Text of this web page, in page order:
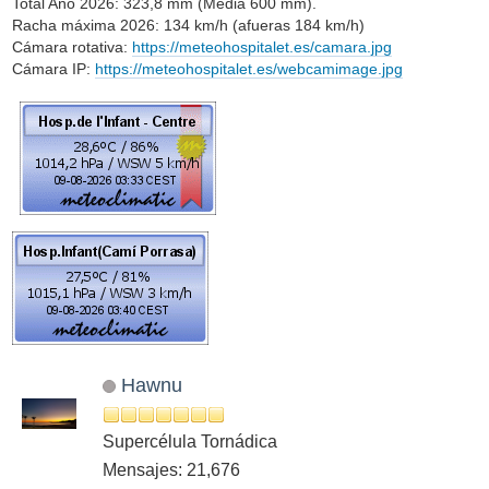
Total Año 2026: 323,8 mm (Media 600 mm).
Racha máxima 2026: 134 km/h (afueras 184 km/h)
Cámara rotativa: https://meteohospitalet.es/camara.jpg
Cámara IP: https://meteohospitalet.es/webcamimage.jpg
Hawnu
Supercélula Tornádica
Mensajes: 21,676